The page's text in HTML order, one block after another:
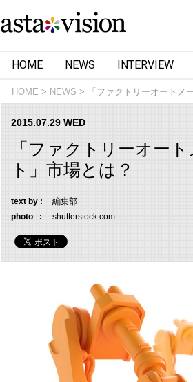
HOME NEWS INTERVIEW
HOME NEWS 「ファクトリーオート
2015.07.29 WED
「ファクトリーオー
ト」市場とは？
text by :
編集部
photo :
shutterstock.com